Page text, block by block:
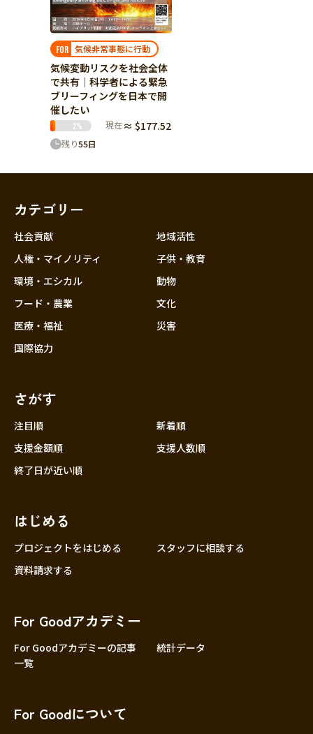
FOR 気候非常事態に行動
気候変動リスクを社会全体
で共有│科学者による緊急
ブリーフィングを日本で開
催したい
2% 現在 ≈ $177.52
残り55日
カテゴリー
社会貢献
人権・マイノリティ
環境・エシカル
フード・農業
医療・福祉
国際協力
地域活性
子供・教育
動物
文化
災害
さがす
注目順
新着順
支援金額順
支援人数順
終了日が近い順
はじめる
プロジェクトをはじめる
スタッフに相談する
資料請求する
For Goodアカデミー
For Goodアカデミーの記事
一覧
統計データ
For Goodについて